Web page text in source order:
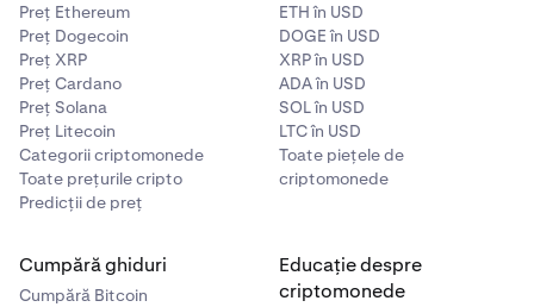
Preț Ethereum
Preț Dogecoin
Preț XRP
Preț Cardano
Preț Solana
Preț Litecoin
Categorii criptomonede
Toate prețurile cripto
Predicții de preț
ETH în USD
DOGE în USD
XRP în USD
ADA în USD
SOL în USD
LTC în USD
Toate piețele de
criptomonede
Cumpără ghiduri
Cumpără Bitcoin
Educație despre
criptomonede